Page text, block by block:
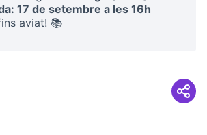
17 de setembre a les 16h
aviat! 📚